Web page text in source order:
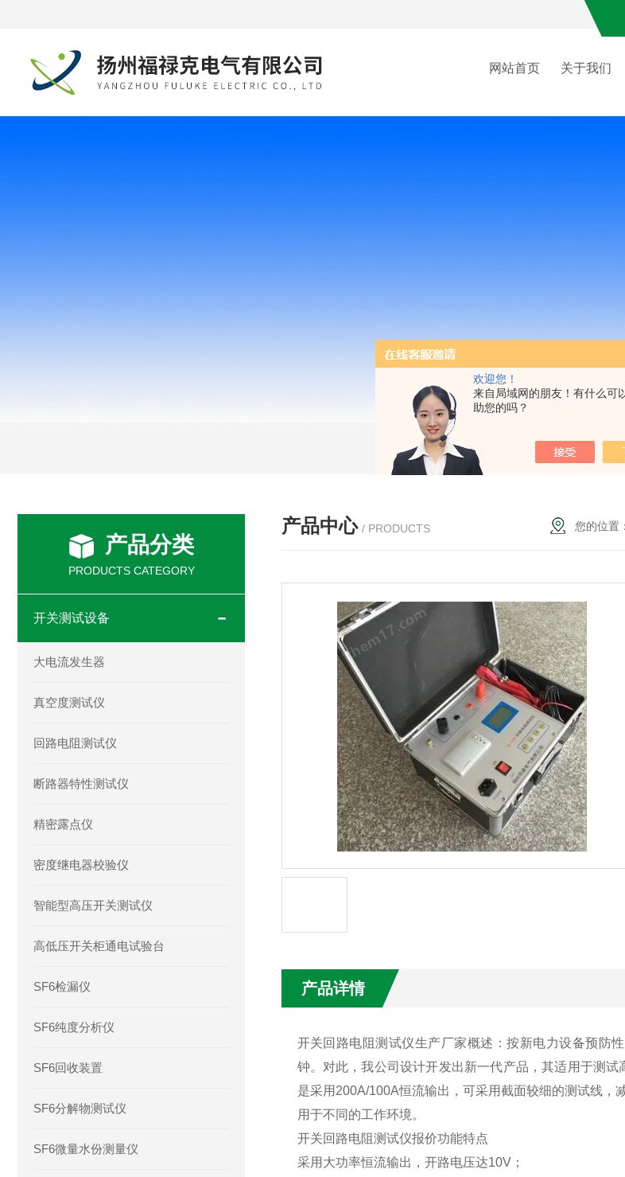
欢迎您！
来自局域网的朋友！有什么可
助您的吗？
网站首页 关于我们
产品分类
PRODUCTS CATEGORY
开关测试设备
大电流发生器
真空度测试仪
回路电阻测试仪
断路器特性测试仪
精密露点仪
密度继电器校验仪
智能型高压开关测试仪
高低压开关柜通电试验台
SF6检漏仪
SF6纯度分析仪
SF6回收装置
SF6分解物测试仪
SF6微量水份测量仪
产品中心 / PRODUCTS 您的位置
产品详情
开关回路电阻测试仪生产厂家概述：按新电力设备预防
钟。对此，我公司设计开发出新一代产品，其适用于测
是采用 200A/100A恒流输出，可采用截面较细的测试线，
用于不同的工作环境。
开关回路电阻测试仪报价功能特点
采用大功率恒流输出，开路电压达10V；